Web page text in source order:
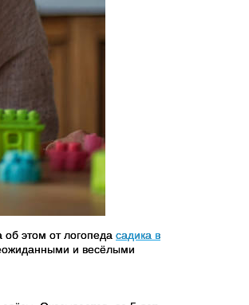
этом от логопеда садика в
и весёлыми